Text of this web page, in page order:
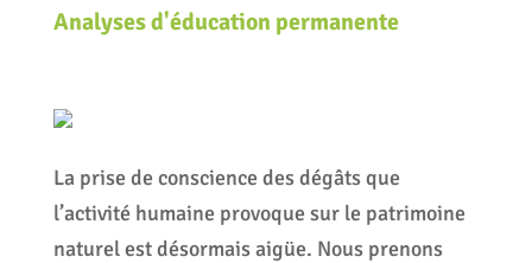
Analyses d'éducation permanente
La prise de conscience des dégâts que
l’activité humaine provoque sur le patrimoine
naturel est désormais aigüe. Nous prenons